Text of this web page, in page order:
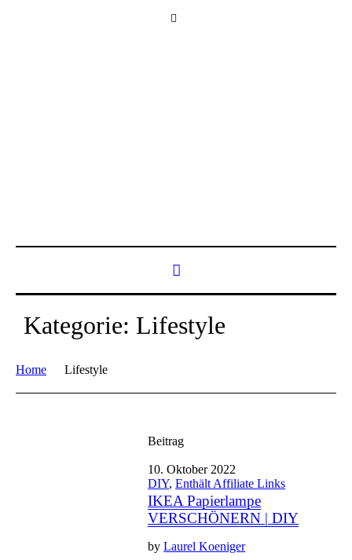
Kategorie: Lifestyle
Home Lifestyle
Beitrag
10. Oktober 2022
DIY,Enthält Affiliate Links
IKEA Papierlampe
VERSCHÖNERN | DIY
byLaurel Koeniger